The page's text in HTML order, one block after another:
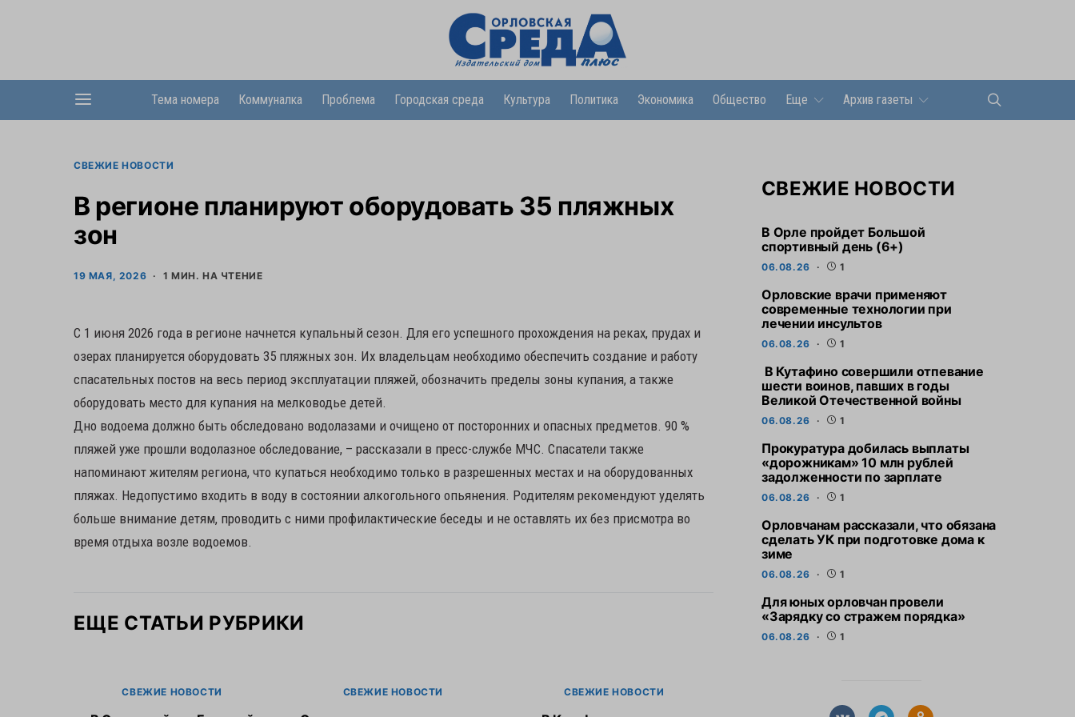
Тема номера Коммуналка Проблема Городская среда Культура Политика Экономика Общество Еще Архив газеты
СВЕЖИЕ НОВОСТИ
В регионе планируют оборудовать 35 пляжных
зон
19 МАЯ, 2026 1 МИН. НА ЧТЕНИЕ
С 1 июня 2026 года в регионе начнется купальный сезон. Для его успешного прохождения на реках, прудах и
озерах планируется оборудовать 35 пляжных зон. Их владельцам необходимо обеспечить создание и работу
спасательных постов на весь период эксплуатации пляжей, обозначить пределы зоны купания, а также
оборудовать место для купания на мелководье детей.
Дно водоема должно быть обследовано водолазами и очищено от посторонних и опасных предметов. 90 %
пляжей уже прошли водолазное обследование, – рассказали в пресс-службе МЧС. Спасатели также
напоминают жителям региона, что купаться необходимо только в разрешенных местах и на оборудованных
пляжах. Недопустимо входить в воду в состоянии алкогольного опьянения. Родителям рекомендуют уделять
больше внимание детям, проводить с ними профилактические беседы и не оставлять их без присмотра во
время отдыха возле водоемов.
ЕЩЕ СТАТЬИ РУБРИКИ
СВЕЖИЕ НОВОСТИ СВЕЖИЕ НОВОСТИ СВЕЖИЕ НОВОСТИ
СВЕЖИЕ НОВОСТИ
В Орле пройдет Большой
спортивный день (6+)
06.08.26 1
Орловские врачи применяют
современные технологии при
лечении инсультов
06.08.26 1
В Кутафино совершили отпевание
шести воинов, павших в годы
Великой Отечественной войны
06.08.26 1
Прокуратура добилась выплаты
«дорожникам» 10 млн рублей
задолженности по зарплате
06.08.26 1
Орловчанам рассказали, что обязана
сделать УК при подготовке дома к
зиме
06.08.26 1
Для юных орловчан провели
«Зарядку со стражем порядка»
06.08.26 1